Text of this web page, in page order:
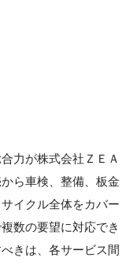
力が株式会社ＺＥＡ
ら車検、整備、板金
イクル全体をカバー
数の要望に対応でき
きは、各サービス間